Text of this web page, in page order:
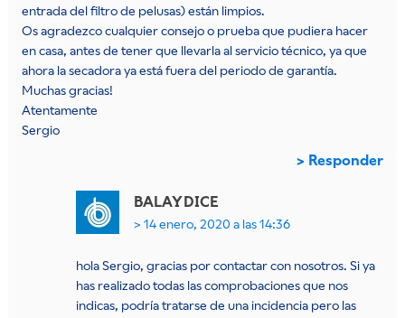
entrada del filtro de pelusas) están limpios.
Os agradezco cualquier consejo o prueba que pudiera hacer
en casa, antes de tener que llevarla al servicio técnico, ya que
ahora la secadora ya está fuera del periodo de garantía.
Muchas gracias!
Atentamente
Sergio
Responder
BALAY DICE
14 enero, 2020 a las 14:36
hola Sergio, gracias por contactar con nosotros. Si ya
has realizado todas las comprobaciones que nos
indicas, podría tratarse de una incidencia pero las